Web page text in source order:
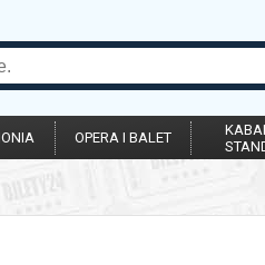
OPERA I BALET